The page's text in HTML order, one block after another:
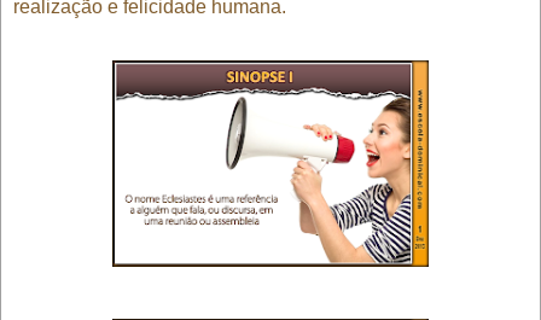
realização e felicidade humana.